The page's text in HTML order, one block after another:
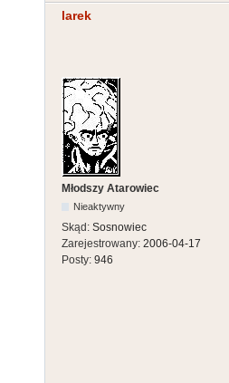
larek
Młodszy Atarowiec
Nieaktywny
Skąd: Sosnowiec
Zarejestrowany: 2006-04-17
Posty: 946